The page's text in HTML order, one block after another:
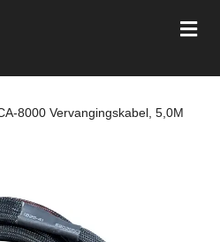
8000 Vervangingskabel, 5,0M